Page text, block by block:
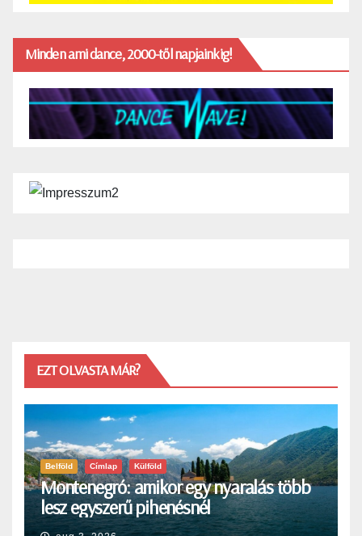
Minden ami dance, 2000-től napjainkig!
EZT OLVASTA MÁR?
Belföld Címlap Külföld
Montenegró: amikor egy nyaralás több
lesz egyszerű pihenésnél